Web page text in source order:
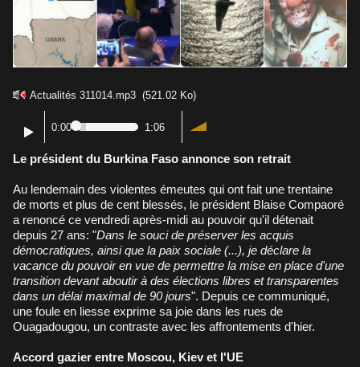
Actualités 311014.mp3 (521.02 Ko)
0:00 1:06
Le président du Burkina Faso annonce son retrait
Au lendemain des violentes émeutes qui ont fait une trentaine
de morts et plus de cent blessés, le président Blaise Compaoré
a renoncé ce vendredi après-midi au pouvoir qu'il détenait
depuis 27 ans: "Dans le souci de préserver les acquis
démocratiques, ainsi que la paix sociale (...), je déclare la
vacance du pouvoir en vue de permettre la mise en place d'une
transition devant aboutir à des élections libres et transparentes
dans un délai maximal de 90 jours". Depuis ce communiqué,
une foule en liesse exprime sa joie dans les rues de
Ouagadougou, un contraste avec les affrontements d'hier.
Accord gazier entre Moscou, Kiev et l'UE